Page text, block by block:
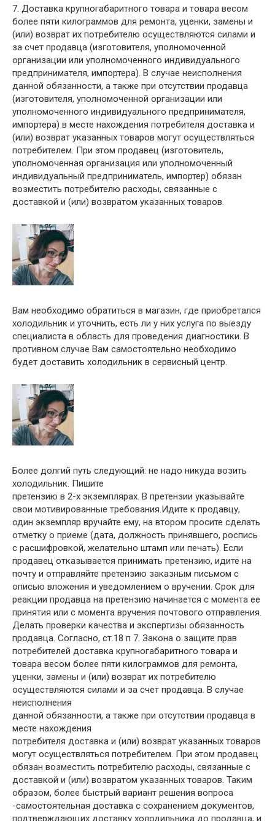
7. Доставка крупногабаритного товара и товара весом
более пяти килограммов для ремонта, уценки, замены и
(или) возврат их потребителю осуществляются силами и
за счет продавца (изготовителя, уполномоченной
организации или уполномоченного индивидуального
предпринимателя, импортера). В случае неисполнения
данной обязанности, а также при отсутствии продавца
(изготовителя, уполномоченной организации или
уполномоченного индивидуального предпринимателя,
импортера) в месте нахождения потребителя доставка и
(или) возврат указанных товаров могут осуществляться
потребителем. При этом продавец (изготовитель,
уполномоченная организация или уполномоченный
индивидуальный предприниматель, импортер) обязан
возместить потребителю расходы, связанные с
доставкой и (или) возвратом указанных товаров.
Вам необходимо обратиться в магазин, где приобретался
холодильник и уточнить, есть ли у них услуга по выезду
специалиста в область для проведения диагностики. В
противном случае Вам самостоятельно необходимо
будет доставить холодильник в сервисный центр.
Более долгий путь следующий: не надо никуда возить
холодильник. Пишите
претензию в 2-х экземплярах. В претензии указывайте
свои мотивированные требования.Идите к продавцу,
один экземпляр вручайте ему, на втором просите сделать
отметку о приеме (дата, должность принявшего, роспись
с расшифровкой, желательно штамп или печать). Если
продавец отказывается принимать претензию, идите на
почту и отправляйте претензию заказным письмом с
описью вложения и уведомлением о вручении. Срок для
реакции продавца на претензию начинается с момента ее
принятия или с момента вручения почтового отправления.
Делать проверки качества и экспертизы обязанность
продавца. Согласно, ст.18 п 7. Закона о защите прав
потребителей доставка крупногабаритного товара и
товара весом более пяти килограммов для ремонта,
уценки, замены и (или) возврат их потребителю
осуществляются силами и за счет продавца. В случае
неисполнения
данной обязанности, а также при отсутствии продавца в
месте нахождения
потребителя доставка и (или) возврат указанных товаров
могут осуществляться потребителем. При этом продавец
обязан возместить потребителю расходы, связанные с
доставкой и (или) возвратом указанных товаров. Таким
образом, более быстрый вариант решения вопроса
-самостоятельная доставка с сохранением документов,
подтверждающих доставку холодильника до продавца, и